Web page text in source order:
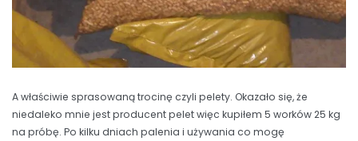
A właściwie sprasowaną trocinę czyli pelety. Okazało się, że
niedaleko mnie jest producent pelet więc kupiłem 5 worków 25 kg
na próbę. Po kilku dniach palenia i używania co mogę